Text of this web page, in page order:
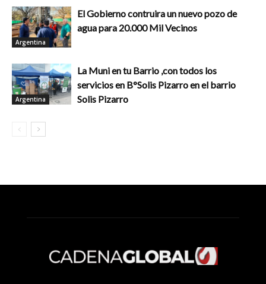
Argentina
El Gobierno contruira un nuevo pozo de
agua para 20.000 Mil Vecinos
Argentina
La Muni en tu Barrio ,con todos los
servicios en B°Solis Pizarro en el barrio
Solis Pizarro